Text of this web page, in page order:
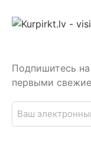
Подпишитесь
первыми